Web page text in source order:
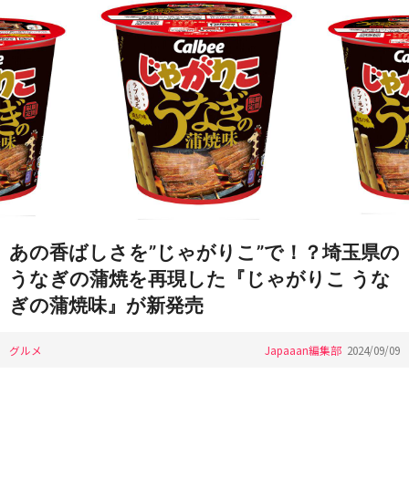
あの香ばしさを”じゃがりこ”で！？埼玉県の
うなぎの蒲焼を再現した『じゃがりこ うな
ぎの蒲焼味』が新発売
グルメ Japaaan編集部 2024/09/09